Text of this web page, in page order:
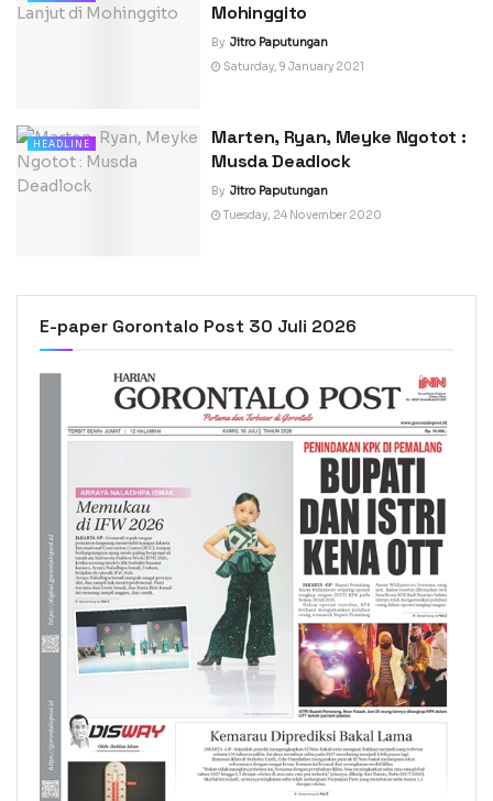
Mohinggito
By Jitro Paputungan
Saturday, 9 January 2021
HEADLINE
Marten, Ryan, Meyke Ngotot :
Musda Deadlock
By Jitro Paputungan
Tuesday, 24 November 2020
E-paper Gorontalo Post 30 Juli 2026